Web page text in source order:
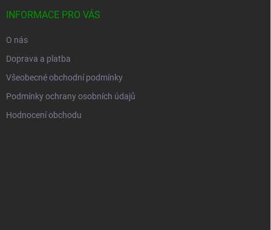
INFORMACE PRO VÁS
O nás
Doprava a platba
Všeobecné obchodní podmínky
Podmínky ochrany osobních údajů
Hodnocení obchodu